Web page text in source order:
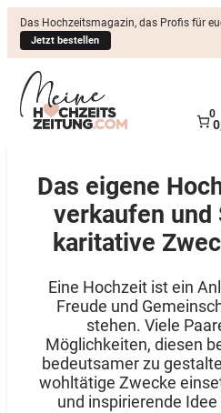
Das Hochzeitsmagazin, das Profis für
Jetzt bestellen
0
Das eigene
verkaufen und
karitative
Eine Hochzeit ist ein
Freude und
stehen. Viele
Möglichkeiten, diesen
bedeutsamer zu
wohltätige Zwecke
und inspirierende